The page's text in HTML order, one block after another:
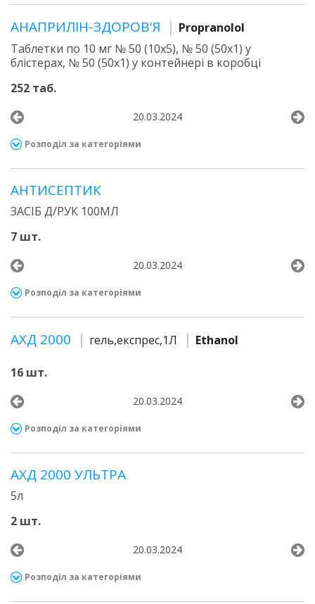
АНАПРИЛІН-ЗДОРОВ'Я
Propranolol
Таблетки по 10 мг № 50 (10х5), № 50 (50х1) у
блістерах, № 50 (50х1) у контейнері в коробці
252 таб.
20.03.2024
Розподіл за категоріями
АНТИСЕПТИК
ЗАСІБ Д/РУК 100МЛ
7 шт.
20.03.2024
Розподіл за категоріями
АХД 2000 гель,експрес,1Л Ethanol
16 шт.
20.03.2024
Розподіл за категоріями
АХД 2000 УЛЬТРА
5л
2 шт.
20.03.2024
Розподіл за категоріями